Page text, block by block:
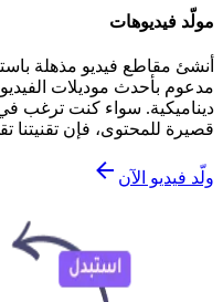
مولّد فيديوهات
أنشئ مقاطع فيديو مذهلة
مدعوم بأحدث موديلات
ديناميكية. سواء كنت ترغب
قصيرة للمحتوى، فإن تقنيتنا
ولّد فيديو الآن